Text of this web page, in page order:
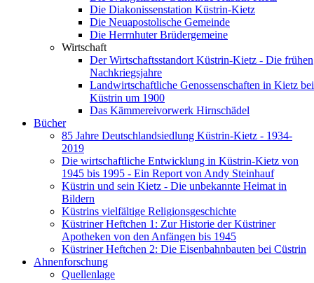
Die Diakonissenstation Küstrin-Kietz
Die Neuapostolische Gemeinde
Die Herrnhuter Brüdergemeine
Wirtschaft
Der Wirtschaftsstandort Küstrin-Kietz - Die frühen
Nachkriegsjahre
Landwirtschaftliche Genossenschaften in Kietz bei
Küstrin um 1900
Das Kämmereivorwerk Hirnschädel
Bücher
85 Jahre Deutschlandsiedlung Küstrin-Kietz - 1934-
2019
Die wirtschaftliche Entwicklung in Küstrin-Kietz von
1945 bis 1995 - Ein Report von Andy Steinhauf
Küstrin und sein Kietz - Die unbekannte Heimat in
Bildern
Küstrins vielfältige Religionsgeschichte
Küstriner Heftchen 1: Zur Historie der Küstriner
Apotheken von den Anfängen bis 1945
Küstriner Heftchen 2: Die Eisenbahnbauten bei Cüstrin
Ahnenforschung
Quellenlage